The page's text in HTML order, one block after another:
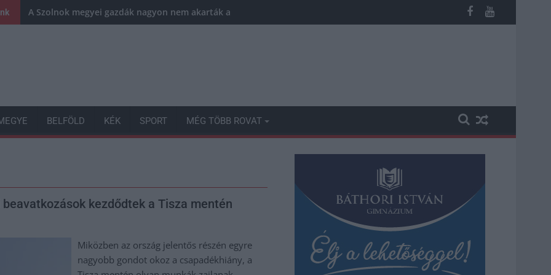
A Szolnok megyei gazdák nagyon nem akarták a JÉGER további üzemeltetését
BELFÖLD KÉK SPORT MÉG TÖBB ROVAT
kezdődtek a Tisza mentén
Miközben az ország jelentős részén egyre
nagyobb gondot okoz a csapadékhiány, a